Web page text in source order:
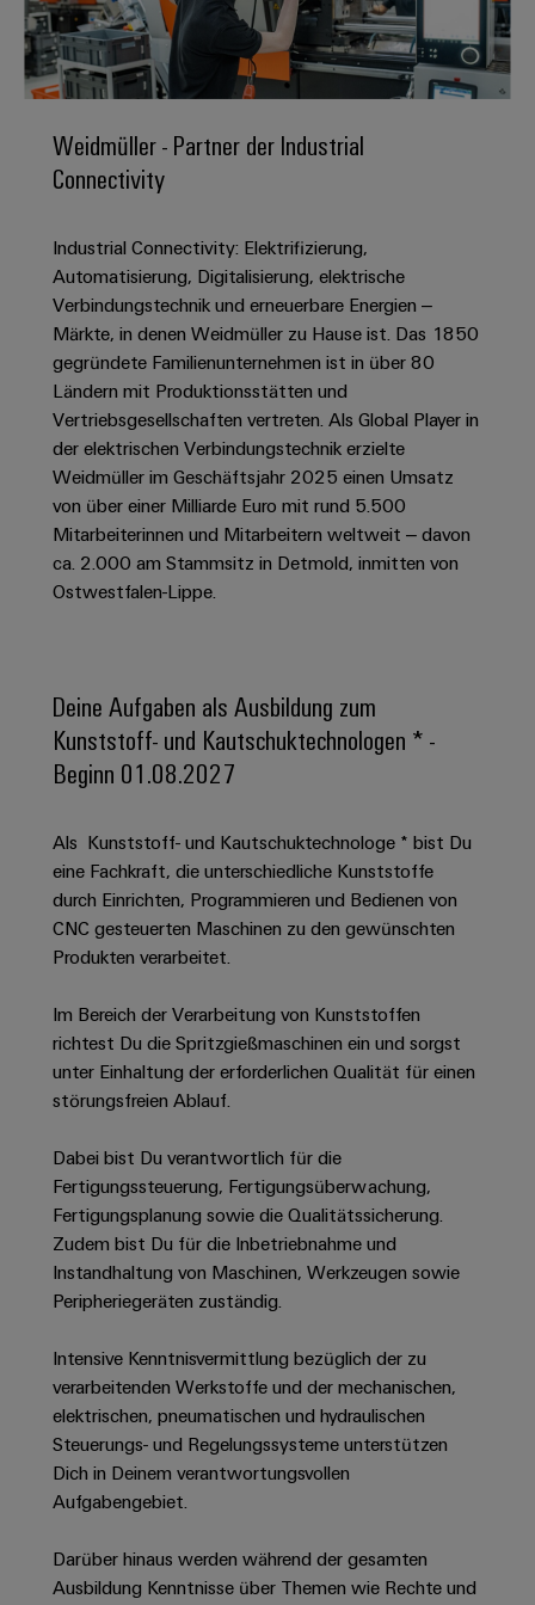
erlebbar
werden.
Datencenter
und
Produkte
für
effizient,
zuverlässig,
skalierbar
Energiespeicher
Lösungen
und
Produkte
Energiespeichersysteme
(ESS)
Energieübertragung
und
-
Sicherheit
für
moderne
Energienetze
Lösungen
für
die
spezifischen
Anforderungen
in
der
Gerätehersteller
Innovative
Verbindungslösungen
für
Konventionelle
Energieerzeugung
Zukunftssicherheit
bewährte
Energieerzeugung
Maschinenbau
Lösungen
für
verschiedene
Segmente
der
Maschinen
und
Öl
Anschlusstechnologie
DC-
u-
OS
Computing
Industrial
5G
Single
Pair
Ethernet
Schaltschrank-
und
Feldebene
Smart
Cabinet
Building
Metering
Weidmüller
Configurator
Solutions
Systeme
Lösungen
Dezentrale
Automatisierung
Energiemanagement-
Lösungen
IIoT
&
Automation
Software
Industrial
Analytics
Industrial
Leiterplattenklemmen
Gehäusesysteme
und
komponenten
und
-
komponenten
Anschlussleitungen,
Patchkabel
und
Kabel
SPS
Systemverkabelung
&
Migrationslösungen
Verteilerboxen
Elektronik
Koppelrelais
&
Halbleiterrelais
Trennverstärker
Messumformer
Stromversorgungen
Elektronikgehäuse
Blitz-
und
Überspannungsschutz
PV
Generatoranschlusskasten
Feldbusverteiler
Automatisierung
&
Software
Steuerungen
Fast
Delivery
Beratung
und
digitale
Planung
easyConnect
-
Ihre
Industrial
Service
Platform
Connectivity
Consulting
Weidmüller
Configurator
Services
Akkreditiertes
Labor
Support
Technischer
Support
Umweltbezogene
Produktkonformität
Engineering
Daten
Technische
Produktkataloge
Reparatur
und
Ersatzteile
Trainings
und
Webinare
Vertrieb uns
Promotionfahrzeug
Distribution
für
unsere
Partner
Vertrieb
Großhandelssuche
News
Messen
Newsletter
Kundenservice
Webshop
Kataloganforderung
Weidmüller
Zahlen
Fakten
Unser
Nachhaltigkeit
Weidmüller
Academy
People
&
Culture
Compliance
Weidmüller
Welt
|
Kundenmagazin
Länder
Management
Informationen
und
Zertifikate
Presse
Unternehmensmeldungen
Pressekontakt
Unsere
Partner
IIoT
and
Automation
Partner
Netzwerk
IIoT
and
Automation
Stellen
für
Berufserfahrene
Für
Werkstudententätigkeiten
Praktika
Abschlussarbeiten
Neuanfang
für
Studienabbrecher
Offene
Stellen
für
Für
Schülerinnen
und
Ausbildung
Duales
Studium
Erfolgreiche
Karrierewege
Offene
Ausbildungs-
und
Studienplätze
Veranstaltungen
Aktuelle
Termine
Workshops
für
Schulklassen
Weidmüller - Partner der Industrial
Connectivity
Industrial Connectivity: Elektrifizierung,
Automatisierung, Digitalisierung, elektrische
Verbindungstechnik und erneuerbare Energien –
Märkte, in denen Weidmüller zu Hause ist. Das 1850
gegründete Familienunternehmen ist in über 80
Ländern mit Produktionsstätten und
Vertriebsgesellschaften vertreten. Als Global Player in
der elektrischen Verbindungstechnik erzielte
Weidmüller im Geschäftsjahr 2025 einen Umsatz
von über einer Milliarde Euro mit rund 5.500
Mitarbeiterinnen und Mitarbeitern weltweit – davon
ca. 2.000 am Stammsitz in Detmold, inmitten von
Ostwestfalen-Lippe.
Deine Aufgaben als Ausbildung zum
Kunststoff- und Kautschuktechnologen * -
Beginn 01.08.2027
Als Kunststoff- und Kautschuktechnologe * bist Du
eine Fachkraft, die unterschiedliche Kunststoffe
durch Einrichten, Programmieren und Bedienen von
CNC gesteuerten Maschinen zu den gewünschten
Produkten verarbeitet.
Im Bereich der Verarbeitung von Kunststoffen
richtest Du die Spritzgießmaschinen ein und sorgst
unter Einhaltung der erforderlichen Qualität für einen
störungsfreien Ablauf.
Dabei bist Du verantwortlich für die
Fertigungssteuerung, Fertigungsüberwachung,
Fertigungsplanung sowie die Qualitätssicherung.
Zudem bist Du für die Inbetriebnahme und
Instandhaltung von Maschinen, Werkzeugen sowie
Peripheriegeräten zuständig.
Intensive Kenntnisvermittlung bezüglich der zu
verarbeitenden Werkstoffe und der mechanischen,
elektrischen, pneumatischen und hydraulischen
Steuerungs- und Regelungssysteme unterstützen
Dich in Deinem verantwortungsvollen
Aufgabengebiet.
Darüber hinaus werden während der gesamten
Ausbildung Kenntnisse über Themen wie Rechte und